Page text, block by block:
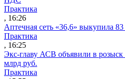
Практика
, 16:26
Аптечная сеть «36,6» выкупила
Практика
, 16:25
Экс-главу АСВ объявили в
млрд руб.
Практика